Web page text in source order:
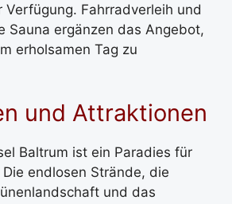
Verfügung. Fahrradverleih und
Sauna ergänzen das Angebot,
erholsamen Tag zu
und Attraktionen
Baltrum ist ein Paradies für
endlosen Strände, die
und das